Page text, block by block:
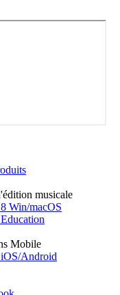
musicale
Win/macOS
Mobile
Android